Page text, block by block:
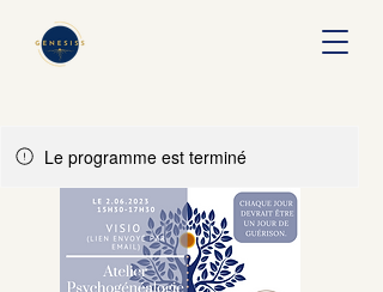
Le programme est terminé